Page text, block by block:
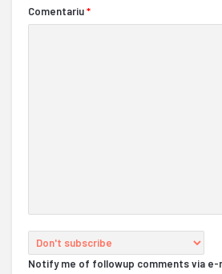
Comentariu*
Notify me of followup comments via e-